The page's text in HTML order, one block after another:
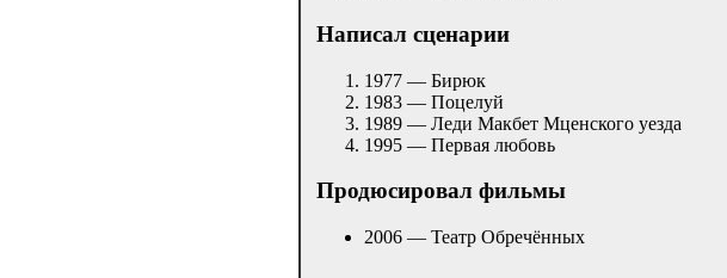
Написал сценарии
1977 — Бирюк
1983 — Поцелуй
1989 — Леди Макбет Мценского уезда
1995 — Первая любовь
Продюсировал фильмы
2006 — Театр Обречённых